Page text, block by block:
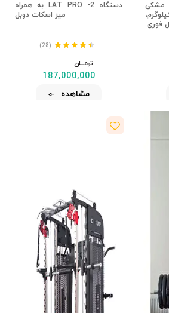
مشکی
۱۰۰۱، وزن ۶۷ کیلوگرم،
فوری.
دستگاه LAT PRO -2 به همراه
میز اسکات دوبل
(28)
تومــــــان
187,000,000
مشاهده